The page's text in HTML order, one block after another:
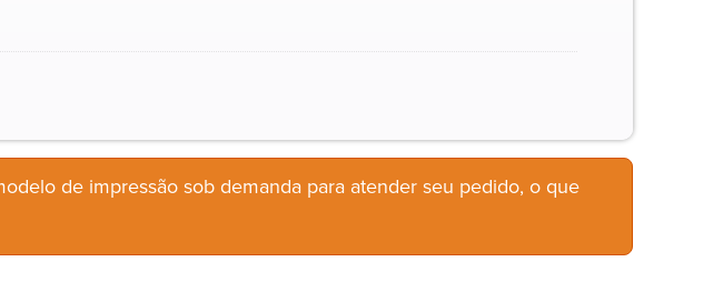
de impressão sob demanda para atender seu pedido, o que